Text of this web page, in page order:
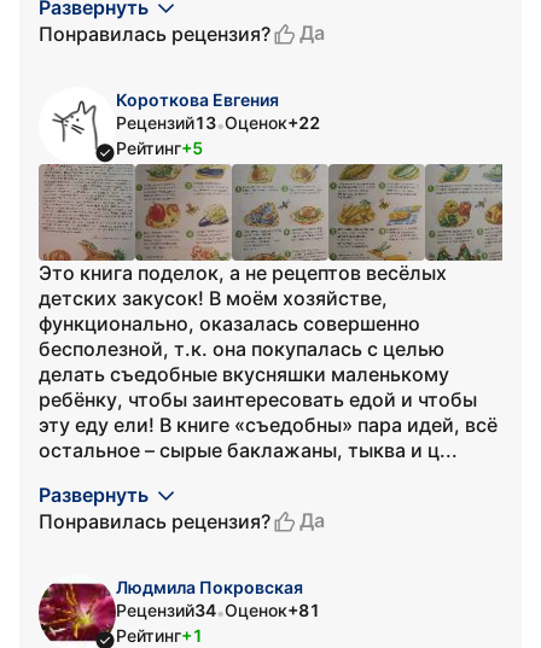
Развернуть
Понравилась рецензия?
Да
Короткова Евгения
Рецензий13•Оценок+22
Рейтинг+5
Это книга поделок, а не рецептов весёлых
детских закусок! В моём хозяйстве,
функционально, оказалась совершенно
бесполезной, т.к. она покупалась с целью
делать съедобные вкусняшки маленькому
ребёнку, чтобы заинтересовать едой и чтобы
эту еду ели! В книге «съедобны» пара идей, всё
остальное – сырые баклажаны, тыква и ц...
Развернуть
Понравилась рецензия?
Да
Людмила Покровская
Рецензий34•Оценок+81
Рейтинг+1